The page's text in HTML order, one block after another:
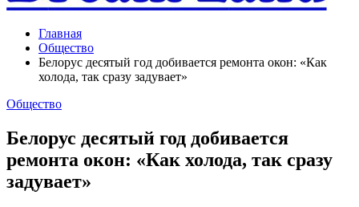
Главная
Общество
Белорус десятый год добивается ремонта окон: «Как
холода, так сразу задувает»
Общество
Белорус десятый год добивается
ремонта окон: «Как холода, так сразу
задувает»